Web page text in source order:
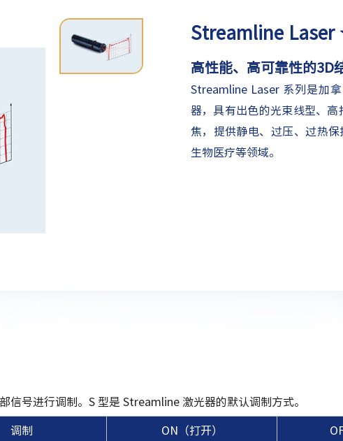
Streamline
高性能、高可靠性的3D
Streamline Laser 系列是加
器，具有出色的光束线型、
焦，提供静电、过压、过热
生物医疗等领域。
号进行调制。S 型是 Streamline 激光器的默认调制方式。
调制 ON（打开）